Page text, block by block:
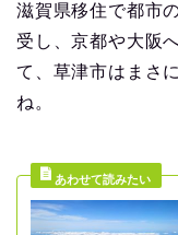
滋賀県移住で都市
受し、京都や大阪
て、草津市はまさ
ね。